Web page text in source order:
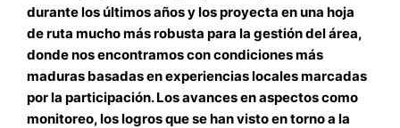
durante los últimos años y los proyecta en una hoja
de ruta mucho más robusta para la gestión del área,
donde nos encontramos con condiciones más
maduras basadas en experiencias locales marcadas
por la participación. Los avances en aspectos como
monitoreo, los logros que se han visto en torno a la